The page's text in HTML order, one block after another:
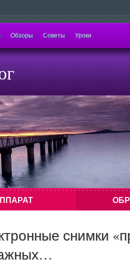
Обзоры Советы Уроки
обыкновенного
понадобится весь
но это
печати, а сам кадр
— сделай
«родном»
снимки